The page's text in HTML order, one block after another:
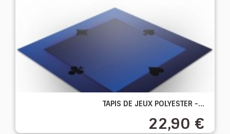
TAPIS DE JEUX POLYESTER -...
22,90 €